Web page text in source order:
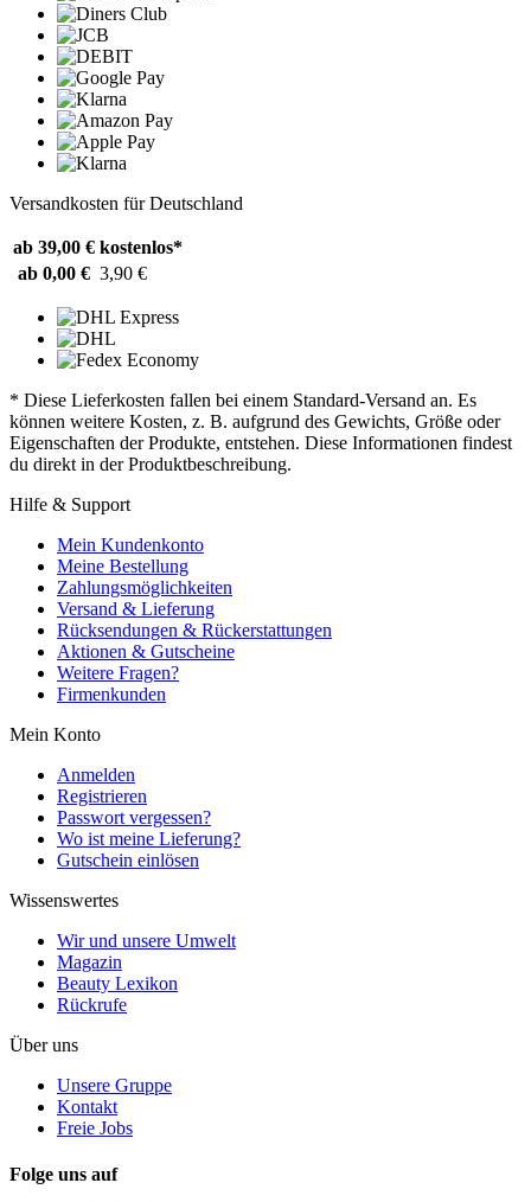
Versandkosten für Deutschland
ab 39,00 € kostenlos*
ab 0,00 € 3,90 €
* Diese Lieferkosten fallen bei einem Standard-Versand an. Es
können weitere Kosten, z. B. aufgrund des Gewichts, Größe oder
Eigenschaften der Produkte, entstehen. Diese Informationen findest
du direkt in der Produktbeschreibung.
Hilfe & Support
Mein Kundenkonto
Meine Bestellung
Zahlungsmöglichkeiten
Versand & Lieferung
Rücksendungen & Rückerstattungen
Aktionen & Gutscheine
Weitere Fragen?
Firmenkunden
Mein Konto
Anmelden
Registrieren
Passwort vergessen?
Wo ist meine Lieferung?
Gutschein einlösen
Wissenswertes
Wir und unsere Umwelt
Magazin
Beauty Lexikon
Rückrufe
Über uns
Unsere Gruppe
Kontakt
Freie Jobs
Folge uns auf